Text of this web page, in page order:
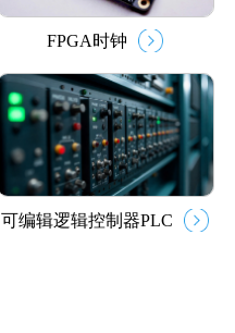
FPGA时钟
可编辑逻辑控制器PLC